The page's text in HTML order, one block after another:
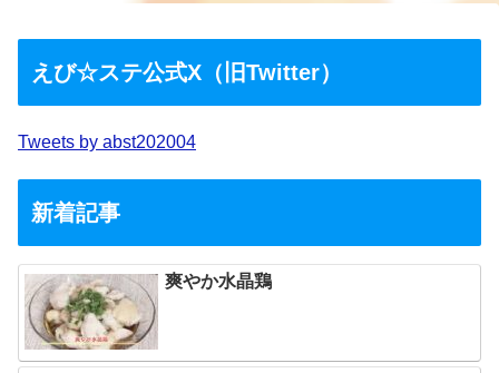
えび☆ステ公式X（旧Twitter）
Tweets by abst202004
新着記事
爽やか水晶鶏